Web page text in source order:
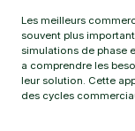
Les meilleurs
souvent plus
simulations de phase
a comprendre les
leur solution. Cette
des cycles